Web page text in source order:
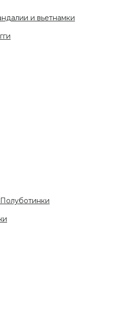
и вьетнамки
Полуботинки